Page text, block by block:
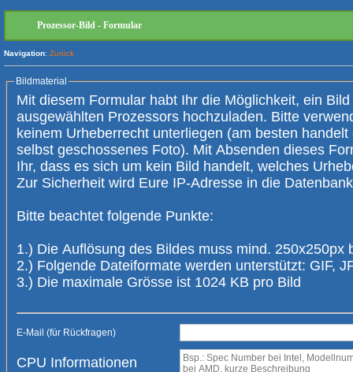
Prozessor-Bild - Formular
Navigation: Zurück
Bildmaterial
Mit diesem Formular habt Ihr die Möglichkeit, ein Bild
ausgewählten Prozessors hochzuladen. Bitte verwendet nur Bilder, die
keinem Urheberrecht unterliegen (am besten handelt es sich um ein
selbst geschossenes Foto). Mit Absenden dieses
Ihr, dass es sich um kein Bild handelt, welches Urheberrechte verletzt.
Zur Sicherheit wird Eure IP-
Bitte beachtet folgende Punkte:
1.) Die Auflösung des Bildes muss mind. 250x250px
2.) Folgende Dateiformate werden unterstützt: GIF,
3.) Die maximale Grösse ist 1024 KB pro Bild
E-Mail (für Rückfragen)
CPU Informationen